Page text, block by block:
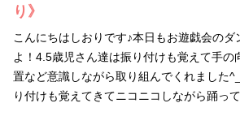
り》
こんにちはしおりです♪本日もお遊戯会のダ
よ！4.5歳児さん達は振り付けも覚えて手の
置など意識しながら取り組んでくれました
り付けも覚えてきてニコニコしながら踊っ